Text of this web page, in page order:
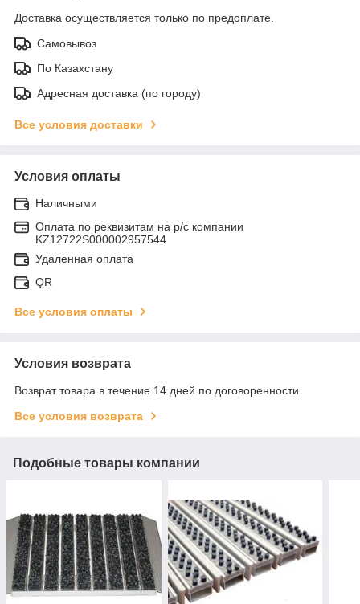
Доставка осуществляется только по предоплате.
Самовывоз
По Казахстану
Адресная доставка (по городу)
Все условия доставки
Условия оплаты
Наличными
Оплата по реквизитам на р/с компании
KZ12722S000002957544
Удаленная оплата
QR
Все условия оплаты
Условия возврата
Возврат товара в течение 14 дней по договоренности
Все условия возврата
Подобные товары компании